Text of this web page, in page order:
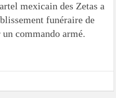
mexicain des Zetas a
funéraire de
commando armé.